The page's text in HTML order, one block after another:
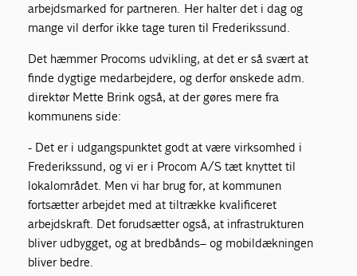
arbejdsmarked for partneren. Her halter det i dag og
mange vil derfor ikke tage turen til Frederikssund.
Det hæmmer Procoms udvikling, at det er så svært at
finde dygtige medarbejdere, og derfor ønskede adm.
direktør Mette Brink også, at der gøres mere fra
kommunens side:
- Det er i udgangspunktet godt at være virksomhed i
Frederikssund, og vi er i Procom A/S tæt knyttet til
lokalområdet. Men vi har brug for, at kommunen
fortsætter arbejdet med at tiltrække kvalificeret
arbejdskraft. Det forudsætter også, at infrastrukturen
bliver udbygget, og at bredbånds– og mobildækningen
bliver bedre.